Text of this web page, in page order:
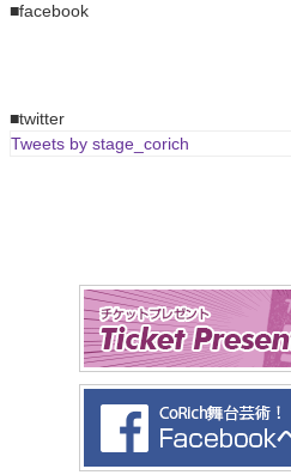
■facebook
■twitter
Tweets by stage_corich